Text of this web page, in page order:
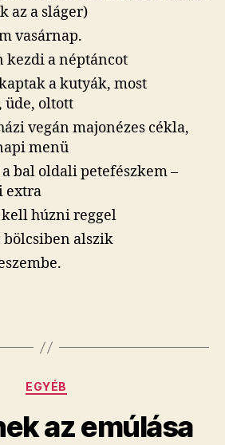
az a sláger)
vasárnap.
kezdi a néptáncot
a kutyák, most
oltott
vegán majonézes cékla,
menü
bal oldali petefészkem –
extra
kell húzni reggel
bölcsiben alszik
Kategóriák
EGYÉB
az emúlása